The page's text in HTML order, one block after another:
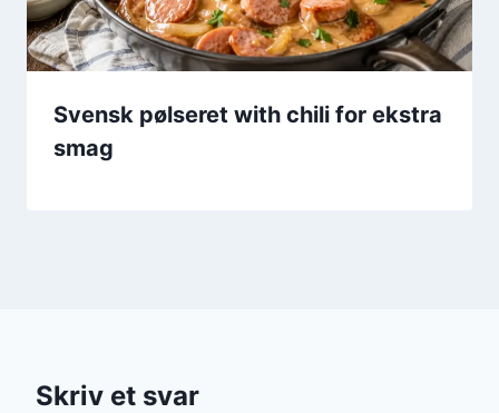
Svensk pølseret with chili for ekstra
smag
Skriv et svar